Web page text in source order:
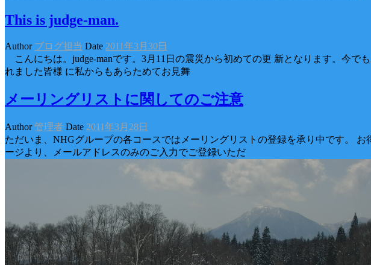
This is judge-man.
Author ブログ担当 Date 2011年3月30日
こんにちは。judge-manです。3月11日の震災から初めての更 新となります。今
れました皆様 に私からもあらためてお見舞
メーリングリストに関してのご注意
Author 管理者 Date 2011年3月28日
ただいま、NHGグループの各コースではメーリングリストの登録を承り中です。
ージより、メールアドレスのみのご入力でご登録いただ